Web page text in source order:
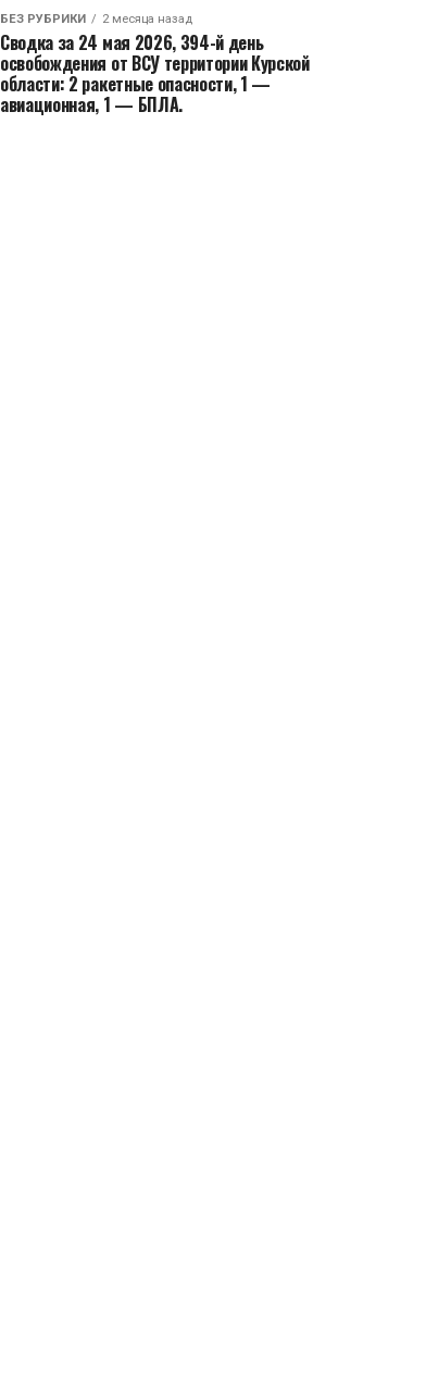
БЕЗ РУБРИКИ 2 месяца назад
Сводка за 24 мая 2026, 394-й день
освобождения от ВСУ территории Курской
области: 2 ракетные опасности, 1 —
авиационная, 1 — БПЛА.